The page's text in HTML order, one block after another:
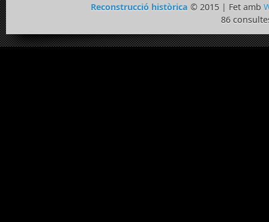
Reconstrucció històrica © 2015 | Fet amb
86